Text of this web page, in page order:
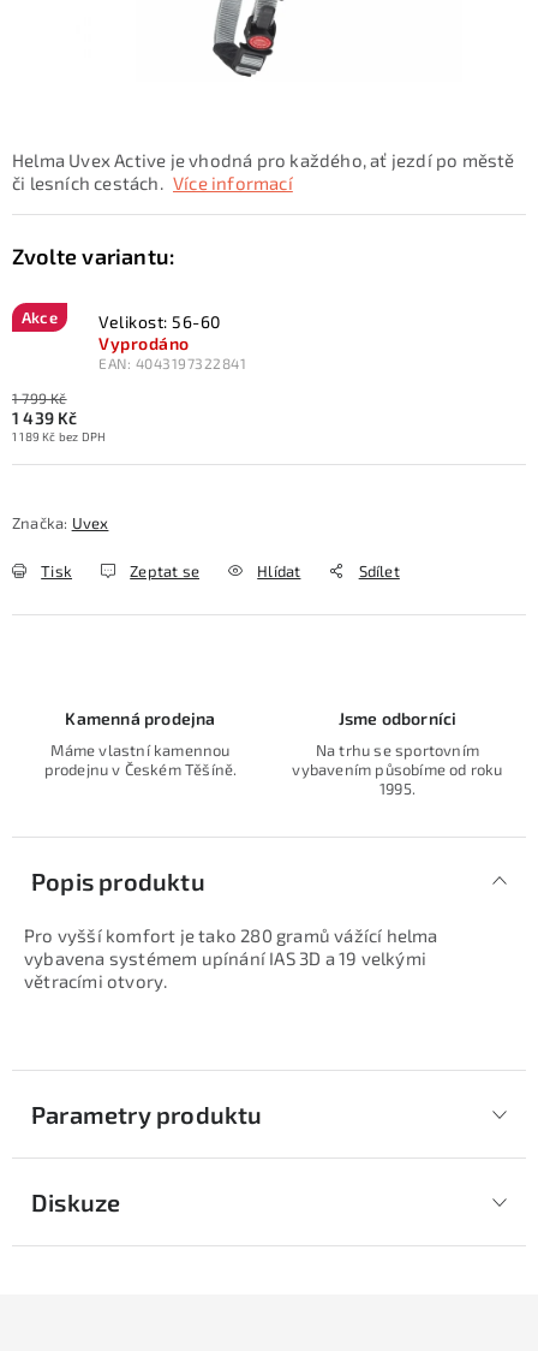
CYKLO Servis
Helma Uvex Active je vhodná pro každého, ať jezdí po městě
či lesních cestách. Více informací
Akce
Velikost: 56-60
Vyprodáno
EAN: 4043197322841
1 799 Kč
1 439 Kč
1 189 Kč bez DPH
Značka: Uvex
Tisk Zeptat se Hlídat Sdílet
Kamenná prodejna
Máme vlastní kamennou
prodejnu v Českém Těšíně.
Jsme odborníci
Na trhu se sportovním
vybavením působíme od roku
1995.
Popis produktu
Pro vyšší komfort je tako 280 gramů vážící helma
vybavena systémem upínání IAS 3D a 19 velkými
větracími otvory.
Parametry produktu
Diskuze